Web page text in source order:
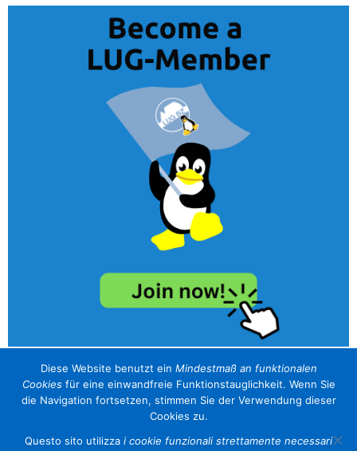
unser Sponsor / il nostro sponsor
Diese Website benutzt ein Mindestmaß an funktionalen
Cookiesfür eine einwandfreie Funktionstauglichkeit. Wenn Sie
die Navigation fortsetzen, stimmen Sie der Verwendung dieser
Cookies zu.
Questo sito utilizza i cookie funzionali strettamente necessari